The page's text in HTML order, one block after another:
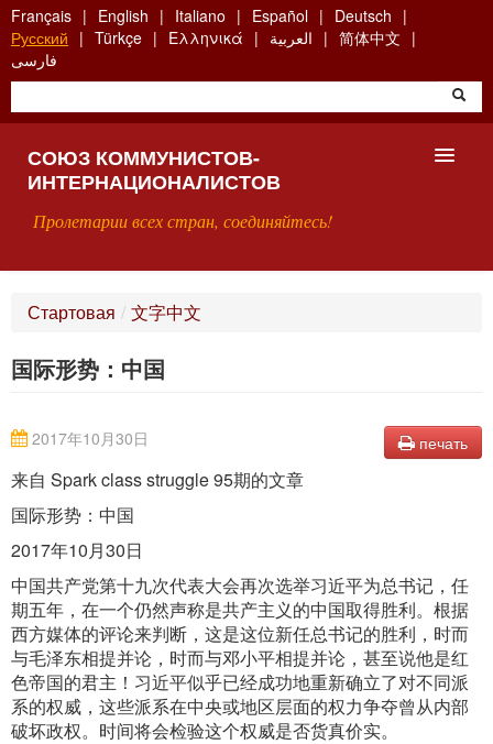
Skip
to
main
content
Français English Italiano Español
Deutsch
Русский
Türkçe Ελληνικά العربية
简体中文
فارسی
СОЮЗ КОММУНИСТОВ-
ИНТЕРНАЦИОНАЛИСТОВ
Пролетарии всех стран, соединяйтесь!
КОНТАКТЫ
Стартовая / 文字中文
国际形势：中国
печать
2017年10月30日
来自 Spark class struggle 95期的文章
国际形势：中国
2017年10月30日
中国共产党第十九次代表大会再次选举习近平为总书记，任
期五年，在一个仍然声称是共产主义的中国取得胜利。根据
西方媒体的评论来判断，这是这位新任总书记的胜利，时而
与毛泽东相提并论，时而与邓小平相提并论，甚至说他是红
色帝国的君主！习近平似乎已经成功地重新确立了对不同派
系的权威，这些派系在中央或地区层面的权力争夺曾从内部
破坏政权。时间将会检验这个权威是否货真价实。